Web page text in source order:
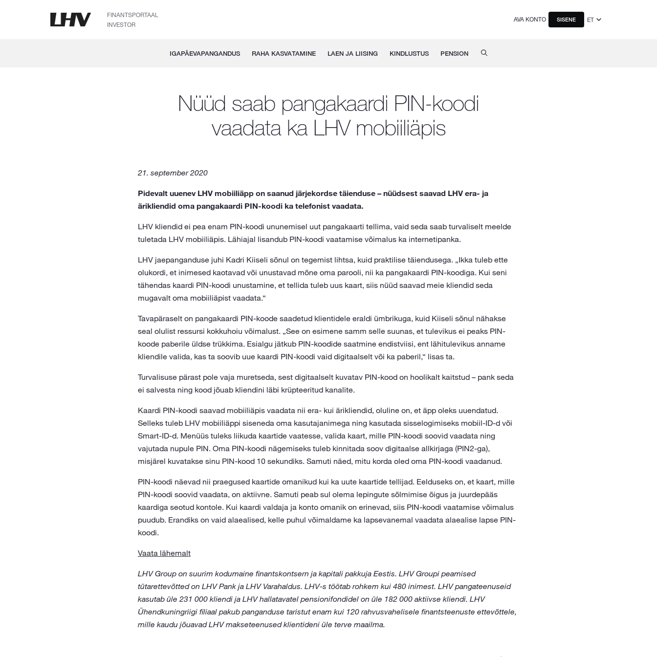
FINANTSPORTAAL
INVESTOR
AVA KONTO SISENE ET
IGAPÄEVAPANGANDUS RAHA KASVATAMINE LAEN JA LIISING KINDLUSTUS PENSION
Nüüd saab pangakaardi PIN-koodi
vaadata ka LHV mobiiliäpis
21. september 2020
Pidevalt uuenev LHV mobiiliäpp on saanud järjekordse täienduse – nüüdsest saavad LHV era- ja
ärikliendid oma pangakaardi PIN-koodi ka telefonist vaadata.
LHV kliendid ei pea enam PIN-koodi ununemisel uut pangakaarti tellima, vaid seda saab turvaliselt meelde
tuletada LHV mobiiliäpis. Lähiajal lisandub PIN-koodi vaatamise võimalus ka internetipanka.
LHV jaepanganduse juhi Kadri Kiiseli sõnul on tegemist lihtsa, kuid praktilise täiendusega. „Ikka tuleb ette
olukordi, et inimesed kaotavad või unustavad mõne oma parooli, nii ka pangakaardi PIN-koodiga. Kui seni
tähendas kaardi PIN-koodi unustamine, et tellida tuleb uus kaart, siis nüüd saavad meie kliendid seda
mugavalt oma mobiiliäpist vaadata.“
Tavapäraselt on pangakaardi PIN-koode saadetud klientidele eraldi ümbrikuga, kuid Kiiseli sõnul nähakse
seal olulist ressursi kokkuhoiu võimalust. „See on esimene samm selle suunas, et tulevikus ei peaks PIN-
koode paberile üldse trükkima. Esialgu jätkub PIN-koodide saatmine endistviisi, ent lähitulevikus anname
kliendile valida, kas ta soovib uue kaardi PIN-koodi vaid digitaalselt või ka paberil,“ lisas ta.
Turvalisuse pärast pole vaja muretseda, sest digitaalselt kuvatav PIN-kood on hoolikalt kaitstud – pank seda
ei salvesta ning kood jõuab kliendini läbi krüpteeritud kanalite.
Kaardi PIN-koodi saavad mobiiliäpis vaadata nii era- kui ärikliendid, oluline on, et äpp oleks uuendatud.
Selleks tuleb LHV mobiiliäppi siseneda oma kasutajanimega ning kasutada sisselogimiseks mobiil-ID-d või
Smart-ID-d. Menüüs tuleks liikuda kaartide vaatesse, valida kaart, mille PIN-koodi soovid vaadata ning
vajutada nupule PIN. Oma PIN-koodi nägemiseks tuleb kinnitada soov digitaalse allkirjaga (PIN2-ga),
misjärel kuvatakse sinu PIN-kood 10 sekundiks. Samuti näed, mitu korda oled oma PIN-koodi vaadanud.
PIN-koodi näevad nii praegused kaartide omanikud kui ka uute kaartide tellijad. Eelduseks on, et kaart, mille
PIN-koodi soovid vaadata, on aktiivne. Samuti peab sul olema lepingute sõlmimise õigus ja juurdepääs
kaardiga seotud kontole. Kui kaardi valdaja ja konto omanik on erinevad, siis PIN-koodi vaatamise võimalus
puudub. Erandiks on vaid alaealised, kelle puhul võimaldame ka lapsevanemal vaadata alaealise lapse PIN-
koodi.
Vaata lähemalt
LHV Group on suurim kodumaine finantskontsern ja kapitali pakkuja Eestis. LHV Groupi peamised
tütarettevõtted on LHV Pank ja LHV Varahaldus. LHV-s töötab rohkem kui 480 inimest. LHV pangateenuseid
kasutab üle 231 000 kliendi ja LHV hallatavatel pensionifondidel on üle 182 000 aktiivse kliendi. LHV
Ühendkuningriigi filiaal pakub panganduse taristut enam kui 120 rahvusvahelisele finantsteenuste ettevõttele,
mille kaudu jõuavad LHV makseteenused klientideni üle terve maailma.